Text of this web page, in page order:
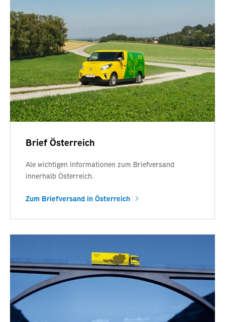
Brief Österreich
Ale wichtigen Informationen zum Briefversand
innerhalb Österreich.
Zum Briefversand in Österreich